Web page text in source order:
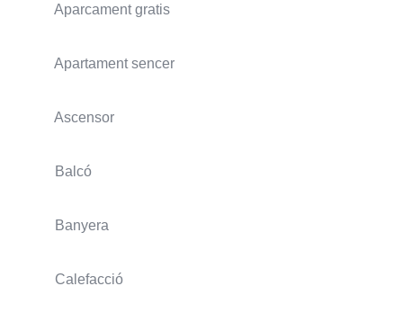
Aparcament gratis
Apartament sencer
Ascensor
Balcó
Banyera
Calefacció